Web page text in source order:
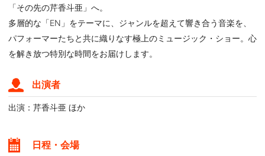
「その先の芹香斗亜」へ。
多層的な「EN」をテーマに、ジャンルを超えて響き合う音楽を、
パフォーマーたちと共に織りなす極上のミュージック・ショー。心
を解き放つ特別な時間をお届けします。
出演者
出演：芹香斗亜 ほか
日程・会場